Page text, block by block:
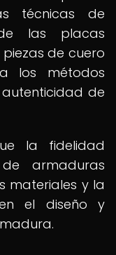
técnicas de
las placas
de cuero
los métodos
de
la fidelidad
armaduras
materiales y la
el diseño y